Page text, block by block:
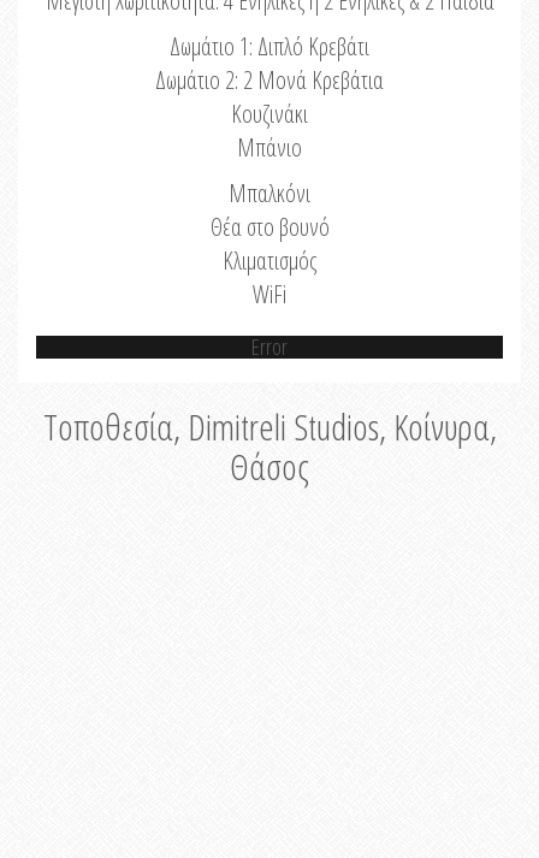
Δωμάτιο 1: Διπλό Κρεβάτι
Δωμάτιο 2: 2 Μονά Κρεβάτια
Κουζινάκι
Μπάνιο
Μπαλκόνι
Θέα στο βουνό
Κλιματισμός
WiFi
Error
Τοποθεσία, Dimitreli Studios, Κοίνυρα,
Θάσος